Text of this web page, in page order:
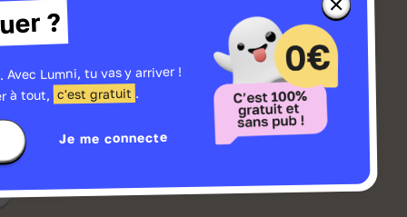
Fermer
la
fenêtre
sur
Lumniz
?
Lumni, tu vas y arriver !
à tout, c'est gratuit .
Je me connecte